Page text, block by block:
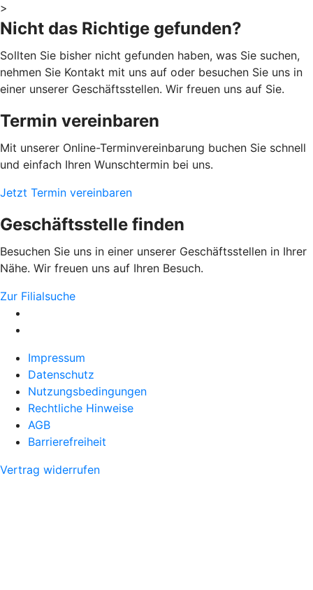
>
Nicht das Richtige gefunden?
Sollten Sie bisher nicht gefunden haben, was Sie suchen,
nehmen Sie Kontakt mit uns auf oder besuchen Sie uns in
einer unserer Geschäftsstellen. Wir freuen uns auf Sie.
Termin vereinbaren
Mit unserer Online-Terminvereinbarung buchen Sie schnell
und einfach Ihren Wunschtermin bei uns.
Jetzt Termin vereinbaren
Geschäftsstelle finden
Besuchen Sie uns in einer unserer Geschäftsstellen in Ihrer
Nähe. Wir freuen uns auf Ihren Besuch.
Zur Filialsuche
Impressum
Datenschutz
Nutzungsbedingungen
Rechtliche Hinweise
AGB
Barrierefreiheit
Vertrag widerrufen